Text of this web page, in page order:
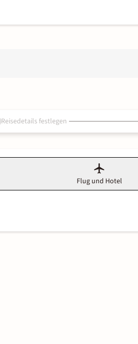
Reisedetails festlegen
Flug und Hotel